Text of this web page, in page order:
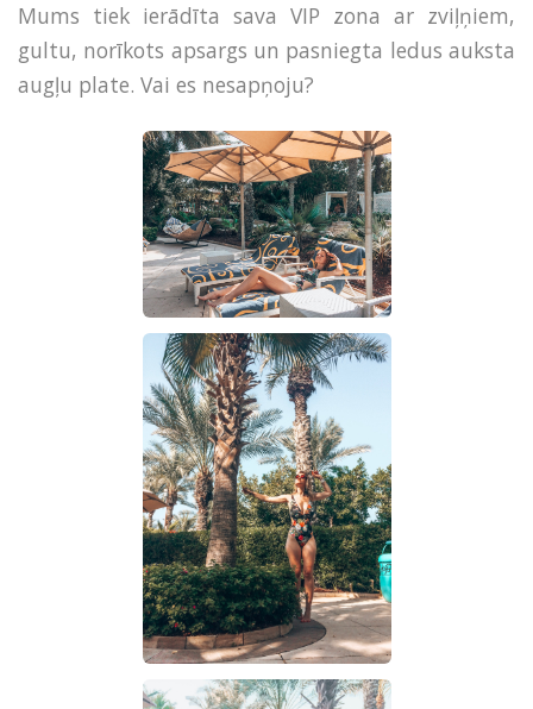
Mums tiek ierādīta sava VIP zona ar zviļņiem,
gultu, norīkots apsargs un pasniegta ledus auksta
augļu plate. Vai es nesapņoju?